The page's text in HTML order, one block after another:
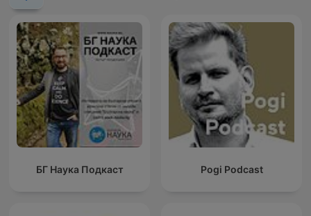
БГ Наука Подкаст Pogi Podcast